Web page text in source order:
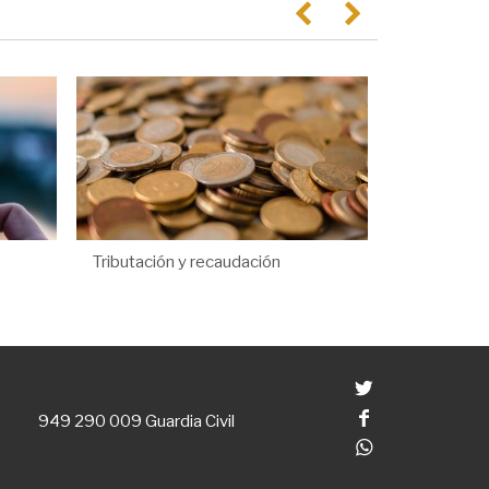
Anterior
Tributación y recaudación
949 290 009 Guardia Civil